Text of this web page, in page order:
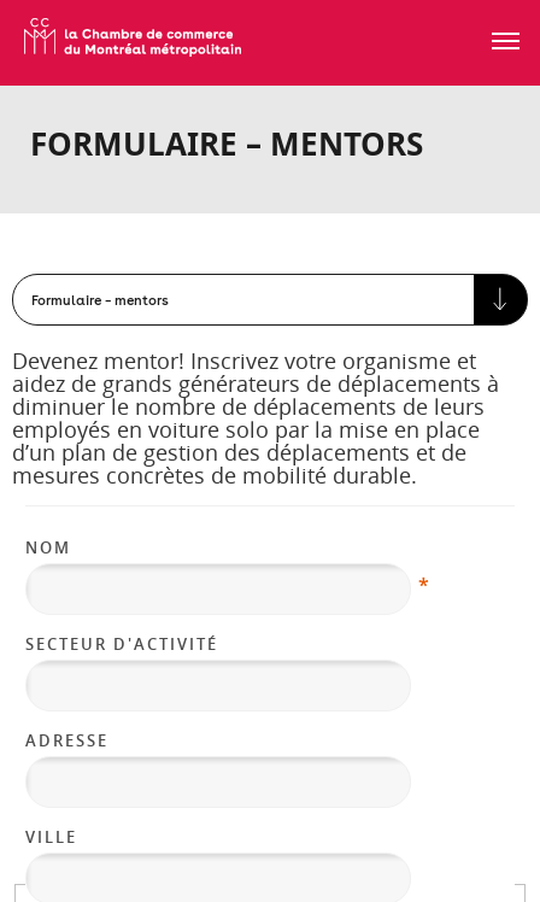
FORMULAIRE – MENTORS
Devenez mentor! Inscrivez votre organisme et
aidez de grands générateurs de déplacements à
diminuer le nombre de déplacements de leurs
employés en voiture solo par la mise en place
d’un plan de gestion des déplacements et de
mesures concrètes de mobilité durable.
NOM
*
SECTEUR D'ACTIVITÉ
ADRESSE
VILLE